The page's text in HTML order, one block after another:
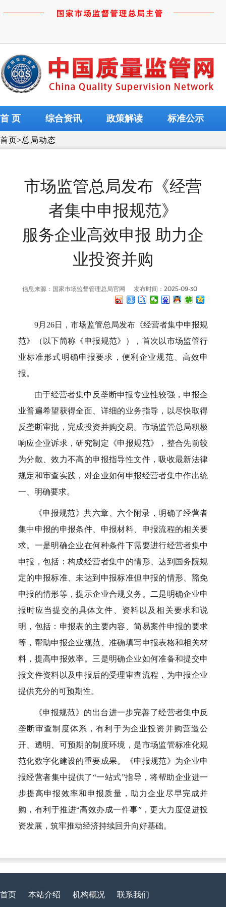
首 页 综合资讯 政策解读 标准公示
首页>总局动态
市场监管总局发布《经营
者集中申报规范》
服务企业高效申报 助力企
业投资并购
信息来源：国家市场监督管理总局官网 发布时间：2025-09-30
9月26日，市场监管总局发布《经营者集中申报规
范》（以下简称《申报规范》），首次以市场监管行
业标准形式明确申报要求，便利企业规范、高效申
报。
由于经营者集中反垄断申报专业性较强，申报企
业普遍希望获得全面、详细的业务指导，以尽快取得
反垄断审批，完成投资并购交易。市场监管总局积极
响应企业诉求，研究制定《申报规范》，整合先前较
为分散、效力不高的申报指导性文件，吸收最新法律
规定和审查实践，对企业如何申报经营者集中作出统
一、明确要求。
《申报规范》共六章、六个附录，明确了经营者
集中申报的申报条件、申报材料、申报流程的相关要
求。一是明确企业在何种条件下需要进行经营者集中
申报，包括：构成经营者集中的情形、达到国务院规
定的申报标准、未达到申报标准但申报的情形、豁免
申报的情形等，提示企业合规义务。二是明确企业申
报时应当提交的具体文件、资料以及相关要求和说
明，包括：申报表的主要内容、简易案件申报的要求
等，帮助申报企业规范、准确填写申报表格和相关材
料，提高申报效率。三是明确企业如何准备和提交申
报文件资料以及申报后的受理审查流程，为申报企业
提供充分的可预期性。
《申报规范》的出台进一步完善了经营者集中反
垄断审查制度体系，有利于为企业投资并购营造公
开、透明、可预期的制度环境，是市场监管标准化规
范化数字化建设的重要成果。《申报规范》为企业申
报经营者集中提供了“一站式”指导，将帮助企业进一
步提高申报效率和申报质量，助力企业尽早完成并
购，有利于推进“高效办成一件事”，更大力度促进投
资发展，筑牢推动经济持续回升向好基础。
首页 本站介绍 机构概况 联系我们